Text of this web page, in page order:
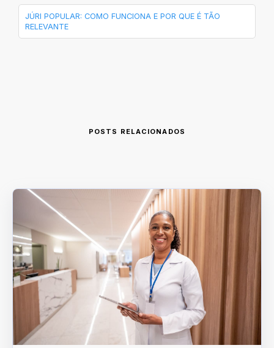
JÚRI POPULAR: COMO FUNCIONA E POR QUE É TÃO
RELEVANTE
POSTS RELACIONADOS